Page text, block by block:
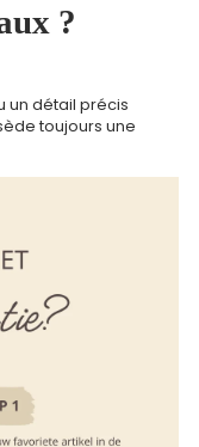
?
un détail précis
toujours une